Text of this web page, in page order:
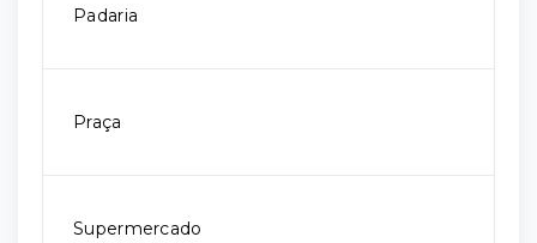
Padaria
Praça
Supermercado